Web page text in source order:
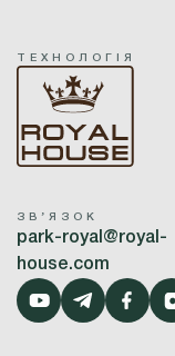
ТЕХНОЛОГІЯ
ЗВʼЯЗОК
park-royal@royal-
house.com